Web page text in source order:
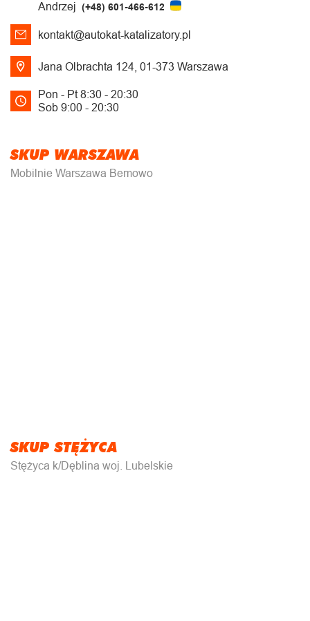
Andrzej (+48) 601-466-612
kontakt@autokat-katalizatory.pl
Jana Olbrachta 124, 01-373 Warszawa
Pon - Pt 8:30 - 20:30
Sob 9:00 - 20:30
SKUP WARSZAWA
Mobilnie Warszawa Bemowo
SKUP STĘŻYCA
Stężyca k/Dęblina woj. Lubelskie